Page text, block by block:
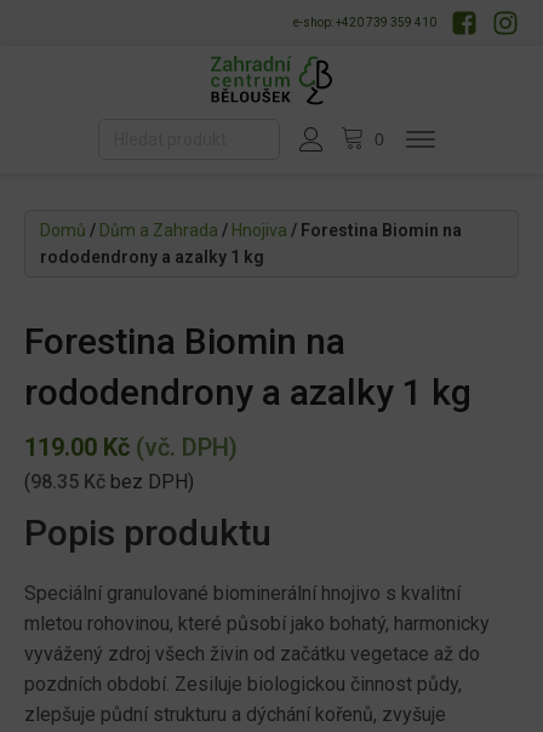
e-shop: +420 739 359 410
Domů / Dům a Zahrada / Hnojiva / Forestina Biomin na
rododendrony a azalky 1 kg
Forestina Biomin na
rododendrony a azalky 1 kg
119.00 Kč (vč. DPH)
(98.35 Kč bez DPH)
Popis produktu
Speciální granulované biominerální hnojivo s kvalitní
mletou rohovinou, které působí jako bohatý, harmonicky
vyvážený zdroj všech živin od začátku vegetace až do
pozdních období. Zesiluje biologickou činnost půdy,
zlepšuje půdní strukturu a dýchání kořenů, zvyšuje